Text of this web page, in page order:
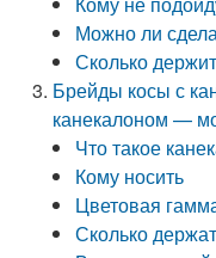
Можно ли
Сколько
Брейды косы с
канекалоном —
Что такое
Кому носить
Цветовая
Сколько